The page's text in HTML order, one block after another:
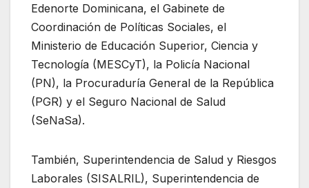
Edenorte Dominicana, el Gabinete de
Coordinación de Políticas Sociales, el
Ministerio de Educación Superior, Ciencia y
Tecnología (MESCyT), la Policía Nacional
(PN), la Procuraduría General de la República
(PGR) y el Seguro Nacional de Salud
(SeNaSa).
También, Superintendencia de Salud y Riesgos
Laborales (SISALRIL), Superintendencia de